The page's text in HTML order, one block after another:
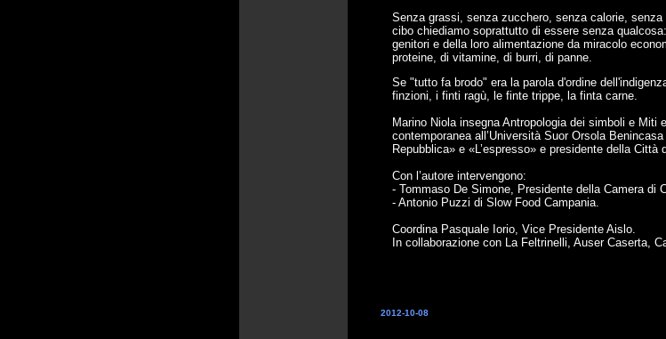
Senza grassi, senza zucchero, senza calorie,
cibo chiediamo soprattutto di essere senza
genitori e della loro alimentazione da miracolo
proteine, di vitamine, di burri, di panne.
Se "tutto fa brodo" era la parola d'ordine
finzioni, i finti ragù, le finte trippe, la finta carne.
Marino Niola insegna Antropologia dei simboli e Miti
contemporanea all’Università Suor Orsola
Repubblica» e «L’espresso» e presidente della Città
Con l’autore intervengono:
- Tommaso De Simone, Presidente della Camera di
- Antonio Puzzi di Slow Food Campania.
Coordina Pasquale Iorio, Vice Presidente Aislo.
In collaborazione con La Feltrinelli, Auser Caserta,
2012-10-08